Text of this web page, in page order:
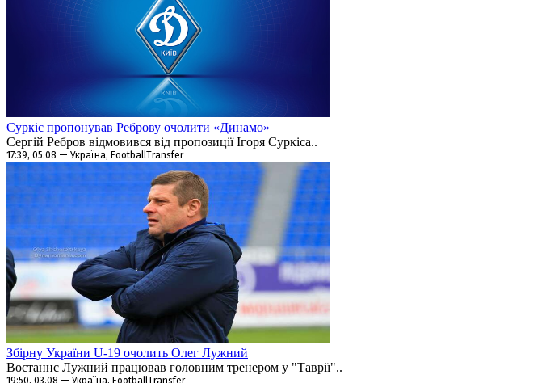
Суркіс пропонував Реброву очолити «Динамо»
Сергій Ребров відмовився від пропозиції Ігоря Суркіса..
17:39, 05.08 — Україна, FootballTransfer
Збірну України U-19 очолить Олег Лужний
Востаннє Лужний працював головним тренером у "Таврії"..
19:50, 03.08 — Україна, FootballTransfer